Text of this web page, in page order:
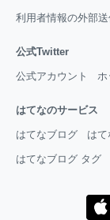
利用者情報の外部
公式Twitter
公式アカウント
はてなのサービス
はてなブログ は
はてなブログ タグ